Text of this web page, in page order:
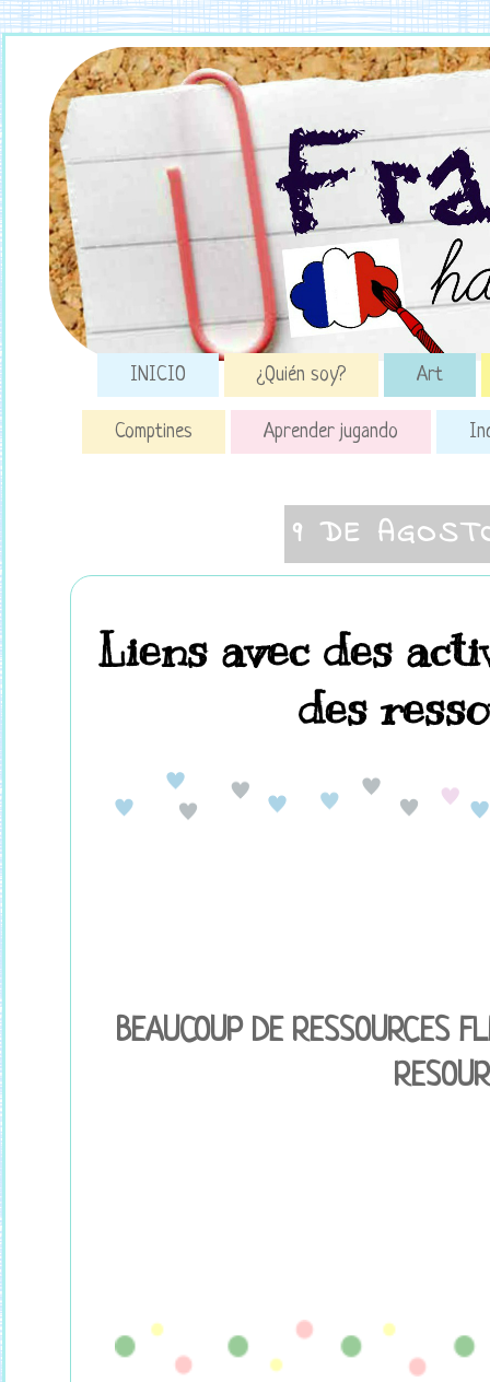
INICIO ¿Quién soy? Art
Comptines Aprender jugando
9 DE
Liens avec des
des
BEAUCOUP DE RESSOURCES